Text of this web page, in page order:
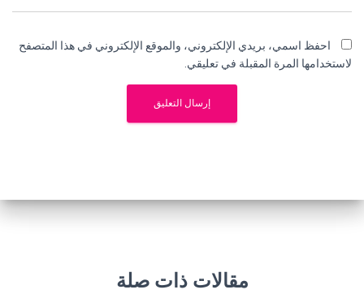
احفظ اسمي، بريدي الإلكتروني، والموقع الإلكتروني في هذا المتصفح
لاستخدامها المرة المقبلة في تعليقي.
مقالات ذات صلة